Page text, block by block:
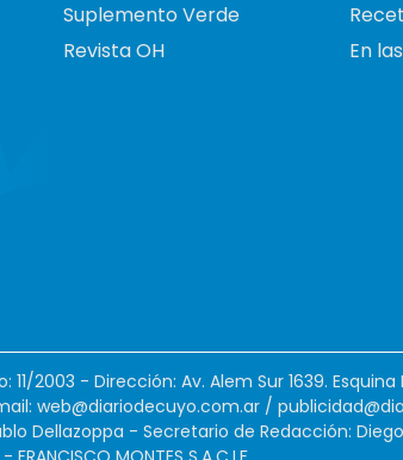
Suplemento Verde
Revista OH
En
11/2003 - Dirección: Av. Alem Sur 1639.
web@diariodecuyo.com.ar /
Dellazoppa - Secretario de Redacción: